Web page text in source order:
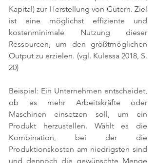
Kapital) zur Herstellung von Gütern. Ziel
ist eine möglichst effiziente und
kostenminimale Nutzung dieser
Ressourcen, um den größtmöglichen
Output zu erzielen. (vgl. Kulessa 2018, S.
20)
Beispiel: Ein Unternehmen entscheidet,
ob es mehr Arbeitskräfte oder
Maschinen einsetzen soll, um ein
Produkt herzustellen. Wählt es die
Kombination, bei der die
Produktionskosten am niedrigsten sind
und dennoch die gewünschte Menge